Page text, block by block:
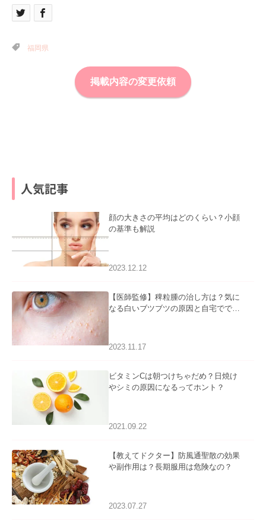
福岡県
掲載内容の変更依頼
人気記事
顔の大きさの平均はどのくらい？小顔
の基準も解説
2023.12.12
【医師監修】稗粒腫の治し方は？気に
なる白いブツブツの原因と自宅ででき
2023.11.17
ビタミンCは朝つけちゃだめ？日焼け
やシミの原因になるってホント？
2021.09.22
【教えてドクター】防風通聖散の効果
や副作用は？長期服用は危険なの？
2023.07.27